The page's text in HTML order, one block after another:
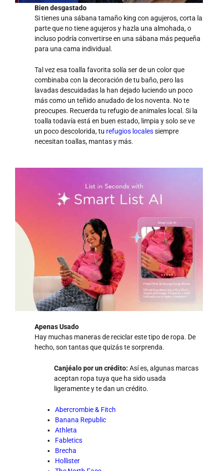
Bien desgastado
Si tienes una sábana tamaño king con agujeros, corta la
parte que no tiene agujeros y hazla una almohada, o
incluso podría convertirse en una sábana más pequeña
para una cama individual.
Tal vez esa toalla favorita solía ser de un color que
combinaba con la decoración de tu baño, pero las
lavadas descuidadas la han dejado luciendo un poco
más como un teñido anudado de los noventa. No te
preocupes. Recuerda tu refugio de animales local. Si la
toalla todavía está en buen estado, limpia y solo se ve
un poco descolorida, tu refugios localessiempre
necesitan toallas, mantas y más.
Apenas Usado
Hay muchas maneras de reciclar este tipo de ropa. De
hecho, son tantas que quizás te sorprenda.
Canjéalo por un crédito: Así es, algunas marcas
aceptan ropa tuya que ha sido usada
ligeramente y te dan un crédito.
Abercrombie & Fitch
Banana Republic
Athleta
Fabletics
Brecha
Hollister